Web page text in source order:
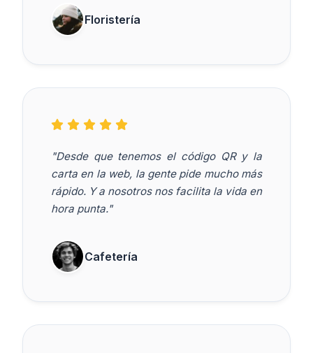
Floristería
"Desde que tenemos el código QR y la
carta en la web, la gente pide mucho más
rápido. Y a nosotros nos facilita la vida en
hora punta."
Cafetería